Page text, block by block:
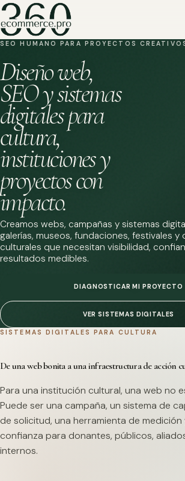
SEO HUMANO PARA PROYECTOS
Diseño web,
SEO y sistemas
digitales para
cultura,
instituciones y
proyectos con
impacto.
Creamos webs, campañas y sistemas
galerías, museos, fundaciones, festivales y
culturales que necesitan visibilidad,
resultados medibles.
DIAGNOSTICAR MI PROYECTO
VER SISTEMAS DIGITALES
SISTEMAS DIGITALES PARA CULTURA
De una web bonita a una infraestructura de acción
Para una institución cultural, una web no
Puede ser una campaña, un sistema de
de solicitud, una herramienta de
confianza para donantes, públicos,
internos.